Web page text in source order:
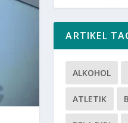
ARTIKEL
ALKOHOL
ATLETIK